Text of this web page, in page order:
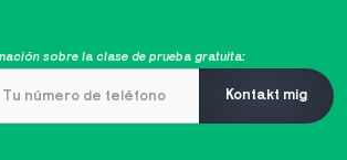
sobre la clase de prueba gratuita:
Kontakt mig